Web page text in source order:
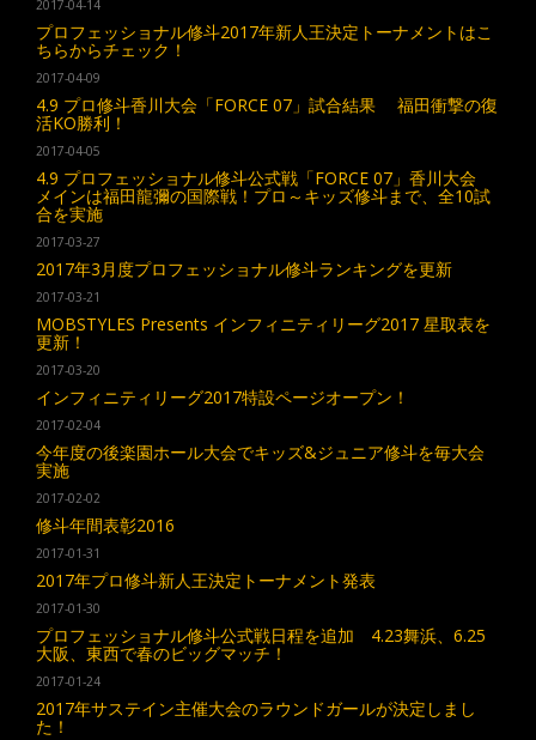
2017-04-14
プロフェッショナル修斗2017年新人王決定トーナメントはこ
ちらからチェック！
2017-04-09
4.9 プロ修斗香川大会「FORCE 07」試合結果 福田衝撃の復
活KO勝利！
2017-04-05
4.9 プロフェッショナル修斗公式戦「FORCE 07」香川大会
メインは福田龍彌の国際戦！プロ～キッズ修斗まで、全10試
合を実施
2017-03-27
2017年3月度プロフェッショナル修斗ランキングを更新
2017-03-21
MOBSTYLES Presents インフィニティリーグ2017 星取表を
更新！
2017-03-20
インフィニティリーグ2017特設ページオープン！
2017-02-04
今年度の後楽園ホール大会でキッズ&ジュニア修斗を毎大会
実施
2017-02-02
修斗年間表彰2016
2017-01-31
2017年プロ修斗新人王決定トーナメント発表
2017-01-30
プロフェッショナル修斗公式戦日程を追加 4.23舞浜、6.25
大阪、東西で春のビッグマッチ！
2017-01-24
2017年サステイン主催大会のラウンドガールが決定しまし
た！